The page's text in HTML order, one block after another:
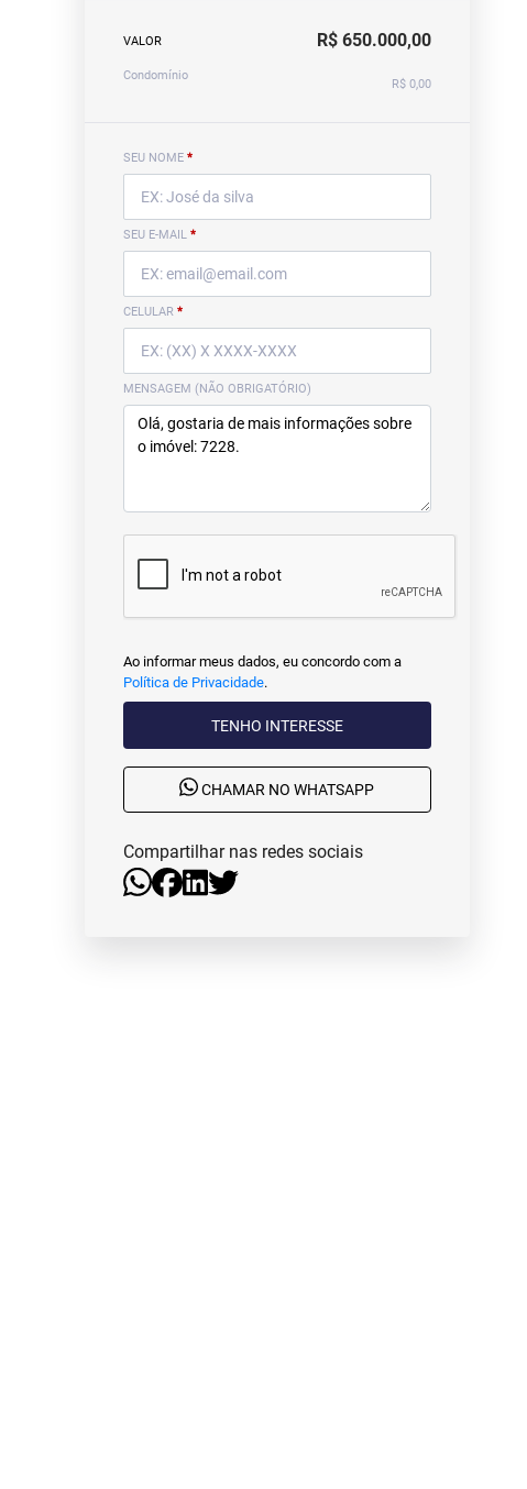
VALOR R$ 650.000,00
Condomínio
R$ 0,00
SEU NOME *
SEU E-MAIL *
CELULAR *
MENSAGEM (NÃO OBRIGATÓRIO)
Ao informar meus dados, eu concordo com a
Política de Privacidade.
TENHO INTERESSE
CHAMAR NO WHATSAPP
Compartilhar nas redes sociais